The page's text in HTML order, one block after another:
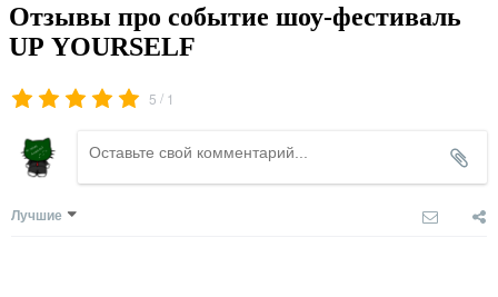
Отзывы про событие шоу-фестиваль
UP YOURSELF
5 / 1
Лучшие